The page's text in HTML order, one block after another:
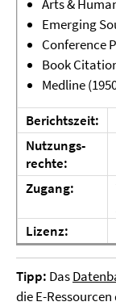
Arts &
Emerging
Conference
Book
Medline
Berichtszeit:
Nutzungs-
rechte:
Zugang:
Lizenz:
Tipp: Das
die E-